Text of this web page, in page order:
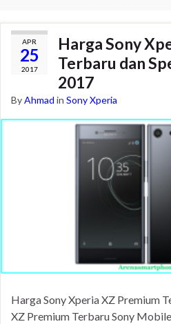
APR
25
2017
Harga Sony
Terbaru dan
2017
ByAhmad in Sony Xperia
Harga Sony Xperia XZ Premium
XZ Premium Terbaru Sony